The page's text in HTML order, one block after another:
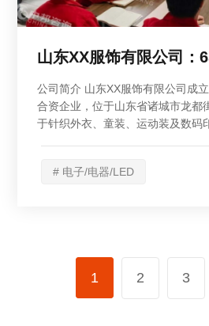
# 电子/电器/LED
山东XX服饰有限公司：
公司简介 山东XX服饰有限公司成
合资企业，位于山东省诸城市龙都
于针织外衣、童装、运动装及数码
1 2 3